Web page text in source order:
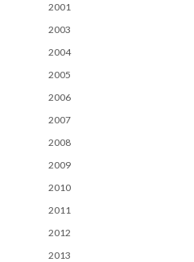
2001
2003
2004
2005
2006
2007
2008
2009
2010
2011
2012
2013